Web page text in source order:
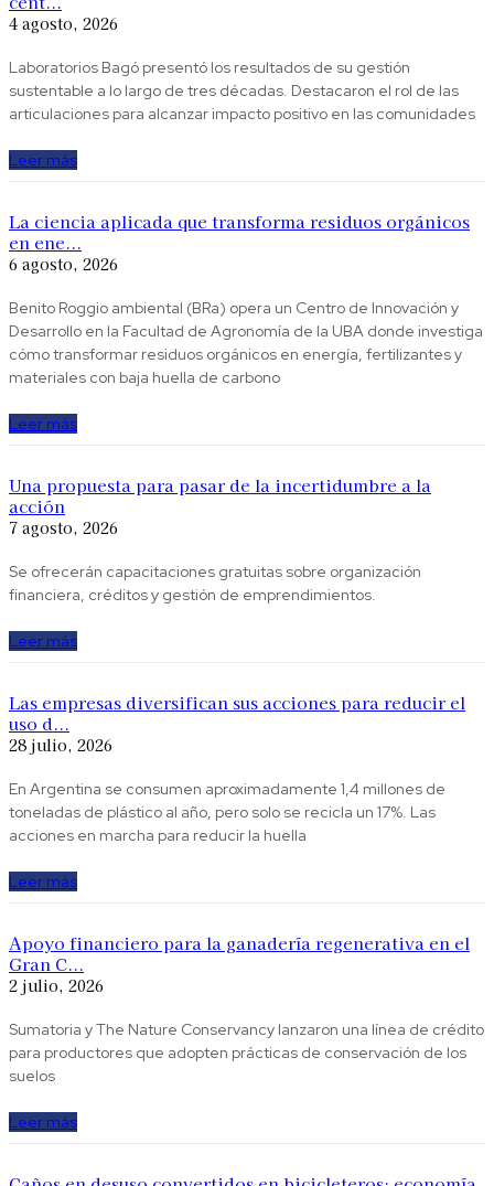
4 agosto, 2026
Laboratorios Bagó presentó los resultados de su gestión
sustentable a lo largo de tres décadas. Destacaron el rol de las
articulaciones para alcanzar impacto positivo en las comunidades
Leer más
La ciencia aplicada que transforma residuos orgánicos
en ene...
6 agosto, 2026
Benito Roggio ambiental (BRa) opera un Centro de Innovación y
Desarrollo en la Facultad de Agronomía de la UBA donde investiga
cómo transformar residuos orgánicos en energía, fertilizantes y
materiales con baja huella de carbono
Leer más
Una propuesta para pasar de la incertidumbre a la
acción
7 agosto, 2026
Se ofrecerán capacitaciones gratuitas sobre organización
financiera, créditos y gestión de emprendimientos.
Leer más
Las empresas diversifican sus acciones para reducir el
uso d...
28 julio, 2026
En Argentina se consumen aproximadamente 1,4 millones de
toneladas de plástico al año, pero solo se recicla un 17%. Las
acciones en marcha para reducir la huella
Leer más
Apoyo financiero para la ganadería regenerativa en el
Gran C...
2 julio, 2026
Sumatoria y The Nature Conservancy lanzaron una línea de crédito
para productores que adopten prácticas de conservación de los
suelos
Leer más